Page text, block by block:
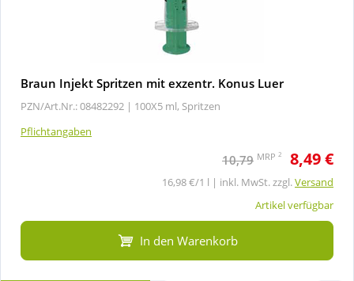
Braun Injekt Spritzen mit exzentr. Konus Luer
PZN/Art.Nr.: 08482292 | 100X5 ml, Spritzen
Pflichtangaben
10,79 MRP 2 8,49 €
16,98 €/1 l | inkl. MwSt. zzgl.Versand
Artikel verfügbar
In den Warenkorb